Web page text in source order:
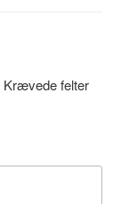
Krævede felter